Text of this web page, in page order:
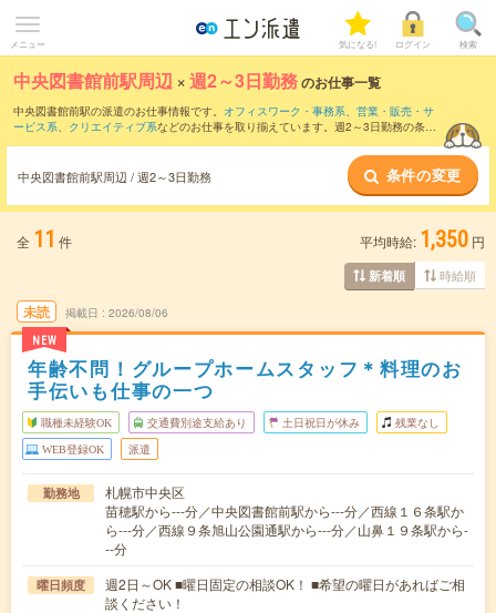
メニュー 気になる! ログイン 検索
中央図書館前駅周辺 ×週2～3日勤務のお仕事一覧
中央図書館前駅の派遣のお仕事情報です。 オフィスワーク・事務系、 営業・販売・サ
ービス系、 クリエイティブ系などのお仕事を取り揃えています。週2～3日勤務の条件
中央図書館前駅周辺 / 週2～3日勤務 条件の変更
全 11 件 平均時給: 1,350 円
新着順 時給順
未読
NEW
掲載日 2026/08/06
年齢不問！グループホームスタッフ＊料理のお
手伝いも仕事の一つ
職種未経験OK 交通費別途支給あり 土日祝日が休み 残業なし
WEB登録OK 派遣
勤務地
札幌市中央区
苗穂駅から---分／中央図書館前駅から---分／西線１６条駅か
ら---分／西線９条旭山公園通駅から---分／山鼻１９条駅から-
--分
曜日頻度
週2日～OK ■曜日固定の相談OK！ ■希望の曜日があればご相
談ください！